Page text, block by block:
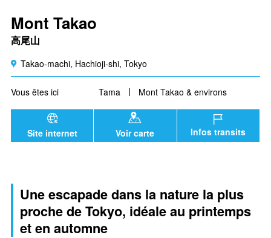
Mont Takao
高尾山
Takao-machi, Hachioji-shi, Tokyo
Vous êtes ici Tama Mont Takao & environs
Site internet Voir carte Infos transits
Une escapade dans la nature la plus
proche de Tokyo, idéale au printemps
et en automne